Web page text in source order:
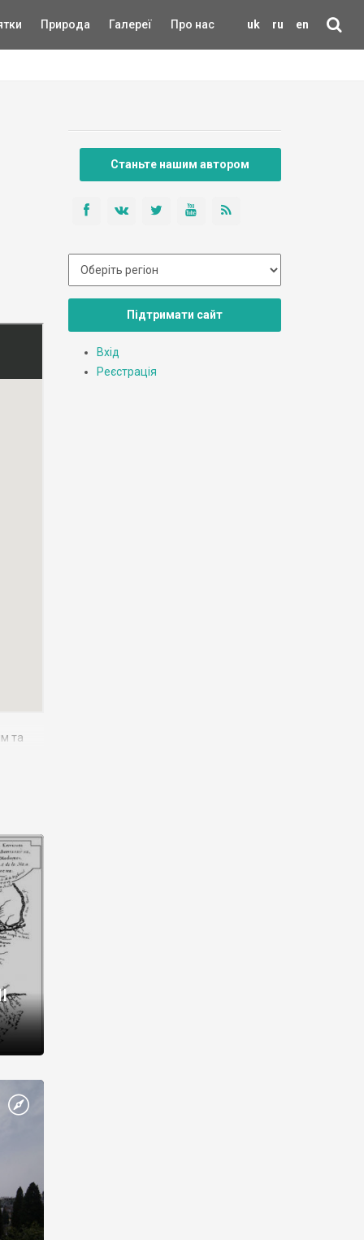
uk ru en
Природа Галереї Про нас
та
Станьте нашим автором
Підтримати сайт
Вхід
Реєстрація